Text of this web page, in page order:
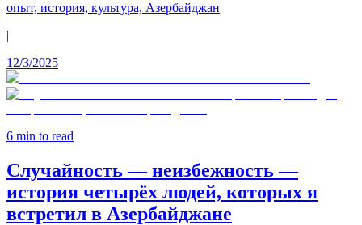
опыт, история, культура, Азербайджан
|
12/3/2025
6 min to read
Случайность — неизбежность —
история четырёх людей, которых я
встретил в Азербайджане